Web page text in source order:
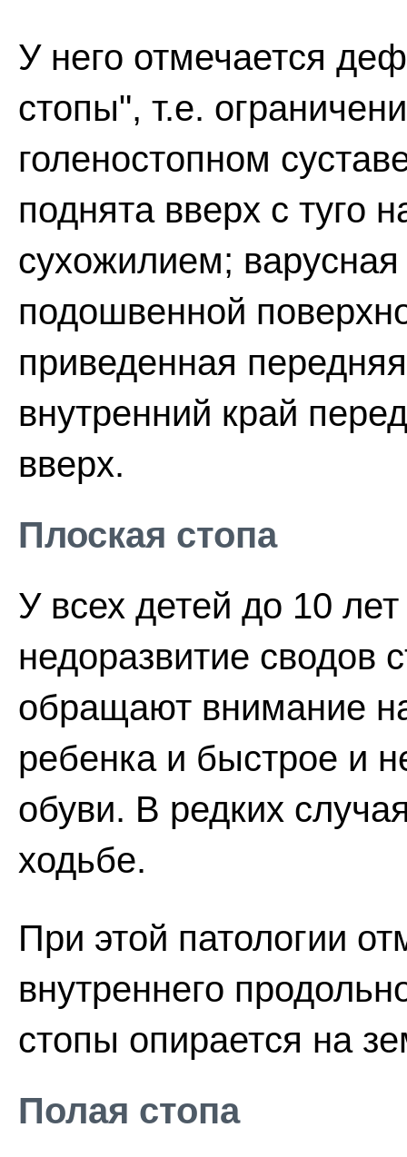
У него отмечается
стопы", т.е.
голеностопном
поднята вверх с туго
сухожилием;
подошвенной
приведенная
внутренний край
вверх.
Плоская стопа
У всех детей до 10
недоразвитие сводов
обращают внимание
ребенка и быстрое и
обуви. В редких
ходьбе.
При этой патологии
внутреннего
стопы опирается на
Полая стопа